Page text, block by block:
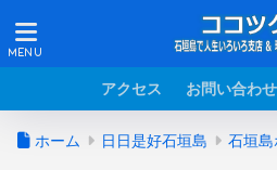
アクセス お問い合わせ
ホーム 日日是好石垣島 石垣島